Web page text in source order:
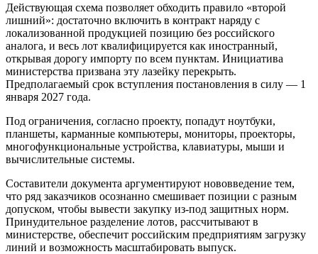
Действующая схема позволяет обходить правило «второй
лишний»: достаточно включить в контракт наряду с
локализованной продукцией позицию без российского
аналога, и весь лот квалифицируется как иностранный,
открывая дорогу импорту по всем пунктам. Инициатива
министерства призвана эту лазейку перекрыть.
Предполагаемый срок вступления постановления в силу — 1
января 2027 года.
Под ограничения, согласно проекту, попадут ноутбуки,
планшеты, карманные компьютеры, мониторы, проекторы,
многофункциональные устройства, клавиатуры, мыши и
вычислительные системы.
Составители документа аргументируют нововведение тем,
что ряд заказчиков осознанно смешивает позиции с разным
допуском, чтобы вывести закупку из-под защитных норм.
Принудительное разделение лотов, рассчитывают в
министерстве, обеспечит российским предприятиям загрузку
линий и возможность масштабировать выпуск.